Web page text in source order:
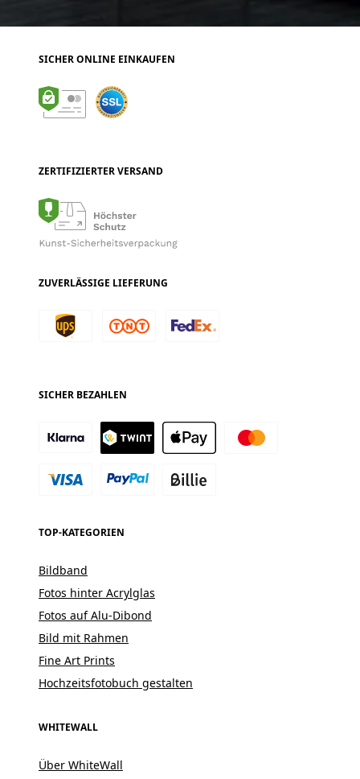
SICHER ONLINE EINKAUFEN
ZERTIFIZIERTER VERSAND
ZUVERLÄSSIGE LIEFERUNG
SICHER BEZAHLEN
TOP-KATEGORIEN
Bildband
Fotos hinter Acrylglas
Fotos auf Alu-Dibond
Bild mit Rahmen
Fine Art Prints
Hochzeitsfotobuch gestalten
WHITEWALL
Über WhiteWall